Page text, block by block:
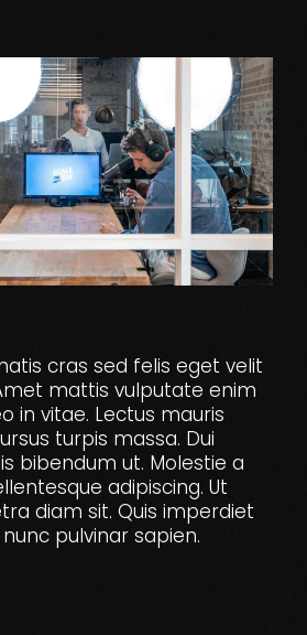
cras sed felis eget velit
mattis vulputate enim
in vitae. Lectus mauris
turpis massa. Dui
bibendum ut. Molestie a
adipiscing. Ut
diam sit. Quis imperdiet
pulvinar sapien.